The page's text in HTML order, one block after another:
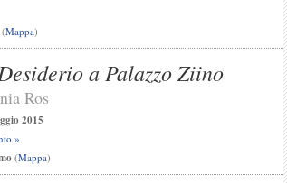
(Mappa)
a Palazzo Ziino
Ros
2015
»
(Mappa)